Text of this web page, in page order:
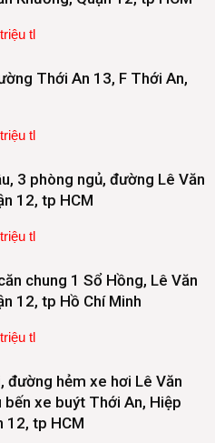
tl
Thới An 13, F Thới An,
tl
3 phòng ngủ, đường Lê Văn
12, tp HCM
tl
chung 1 Sổ Hồng, Lê Văn
12, tp Hồ Chí Minh
tl
đường hẻm xe hơi Lê Văn
bến xe buýt Thới An, Hiệp
12, tp HCM